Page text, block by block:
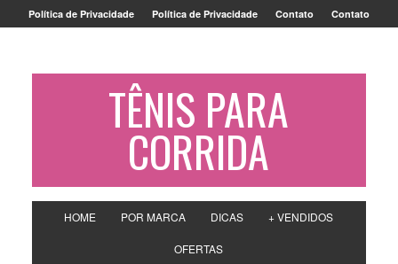
Política de Privacidade Política de Privacidade Contato Contato
TÊNIS PARA
CORRIDA
HOME POR MARCA DICAS + VENDIDOS
OFERTAS